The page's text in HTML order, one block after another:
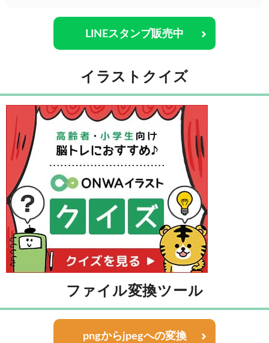
LINEスタンプ販売中
イラストクイズ
ファイル変換ツール
pngからjpegへの変換